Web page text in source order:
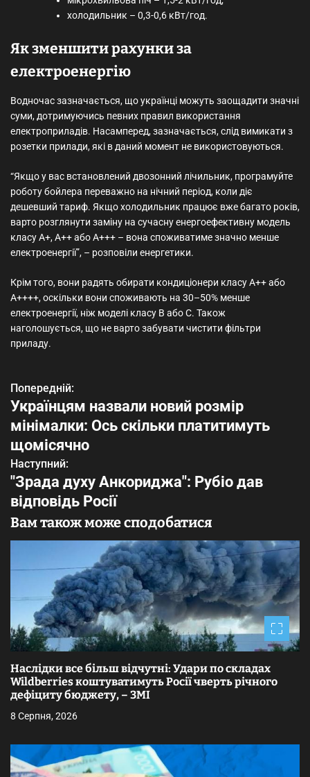
холодильник – 0,3-0,6 кВт/год.
Як зменшити рахунки за
електроенергію
Водночас зазначається, що українці можуть заощадити значні
суми, дотримуючись певних правил використання
електроприладів. Насамперед, зазначається, слід вимикати з
розетки прилади, які в даний момент не використовуються.
“Якщо у вас встановлений двозонний лічильник, програмуйте
роботу бойлера переважно на нічний період, коли діє
дешевший тариф. Якщо холодильник працює вже багато років,
варто розглянути заміну на сучасну енергоефективну модель
класу А+, А++ або А+++ – вона споживатиме значно менше
електроенергії”, – розповіли енергетики.
Крім того, вони радять обирати кондиціонери класу A++ або
A++++, оскільки вони споживають на 30–50% менше
електроенергії, ніж моделі класу B або C. Також
наголошується, що не варто забувати чистити фільтри
приладу.
Н
а
в
і
г
а
і
я
з
а
п
и
і
Попередній:
Українцям назвали новий розмір
мінімалки: Ось скільки платитимуть
щомісячно
Наступний:
"Зрада духу Анкориджа": Рубіо дав
відповідь Росії
Вам також може сподобатися
Наслідки все більш відчутні: Удари по складах
Wildberries коштуватимуть Росії чверть річного
дефіциту бюджету, – ЗМІ
8 Серпня, 2026